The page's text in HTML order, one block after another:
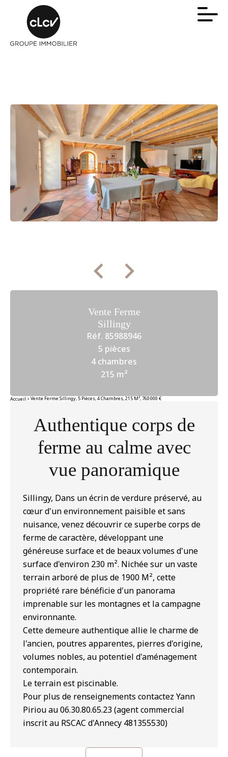
Vente Ferme
Sillingy
Réf. 85988946
5 pièces
4 chambres
215 m²
Accueil Vente Ferme Sillingy, 5 Pièces, 4 Chambres, 215 M², 760 000 €
Authentique corps de
ferme au calme avec
vue panoramique
Sillingy, Dans un écrin de verdure préservé, au
cœur d'un environnement paisible et sans
nuisance, venez découvrir ce superbe corps de
ferme de caractère, développant une
généreuse surface et de beaux volumes d'une
surface d'environ 230 m². Nichée sur un vaste
terrain arboré de plus de 1900 M², cette
propriété rare bénéficie d'un panorama
imprenable sur les montagnes et la campagne
environnante.
Cette demeure authentique allie le charme de
l'ancien, poutres apparentes, pierres d'origine,
volumes nobles, au potentiel d'aménagement
contemporain.
Le terrain est piscinable.
Pour plus de renseignements contactez Yann
Piriou au 06.30.80.65.23 (agent commercial
inscrit au RSCAC d'Annecy 481355530)